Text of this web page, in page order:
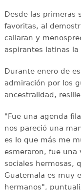
Desde las primeras
favoritas, al
callaran y
aspirantes latinas la
Durante enero de
admiración por los
ancestralidad,
"Fue una agenda
nos pareció una
es lo que más me
esmeraron, fue una
sociales hermosas,
Guatemala es muy
hermanos",